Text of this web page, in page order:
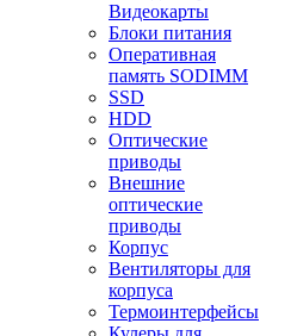
Видеокарты
Блоки питания
Оперативная
память SODIMM
SSD
HDD
Оптические
приводы
Внешние
оптические
приводы
Корпус
Вентиляторы для
корпуса
Термоинтерфейсы